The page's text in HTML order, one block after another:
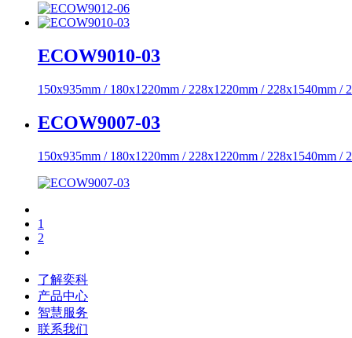
ECOW9010-03
150x935mm / 180x1220mm / 228x1220mm / 228x1540mm /
ECOW9007-03
150x935mm / 180x1220mm / 228x1220mm / 228x1540mm /
1
2
了解奕科
产品中心
智慧服务
联系我们